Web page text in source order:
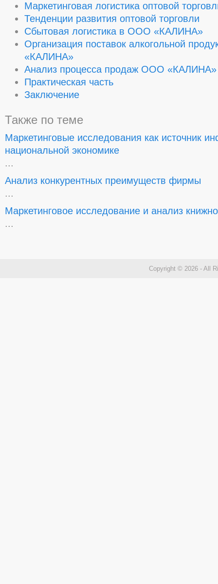
Маркетинговая логистика оптовой
Тенденции развития оптовой торговли
Сбытовая логистика в ООО «КАЛИНА»
Организация поставок алкогольной
«КАЛИНА»
Анализ процесса продаж ООО «КАЛИНА»
Практическая часть
Заключение
Также по теме
Маркетинговые исследования как источник
национальной экономике
...
Анализ конкурентных преимуществ фирмы
...
Маркетинговое исследование и анализ
...
Copyright © 2026 - All